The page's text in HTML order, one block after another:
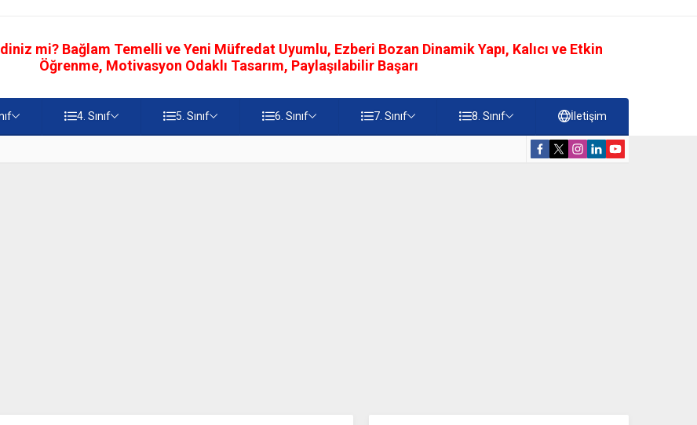
mi? Bağlam Temelli ve Yeni Müfredat Uyumlu, Ezberi Bozan Dinamik Yapı, Kalıcı ve Etkin
Öğrenme, Motivasyon Odaklı Tasarım, Paylaşılabilir Başarı
4. Sınıf 5. Sınıf 6. Sınıf 7. Sınıf 8. Sınıf İletişim